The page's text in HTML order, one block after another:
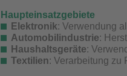
Haupteinsatzgebiete
Elektronik: Verwendung
Automobilindustrie:
Haushaltsgeräte:
Textilien: Verarbeitung zu